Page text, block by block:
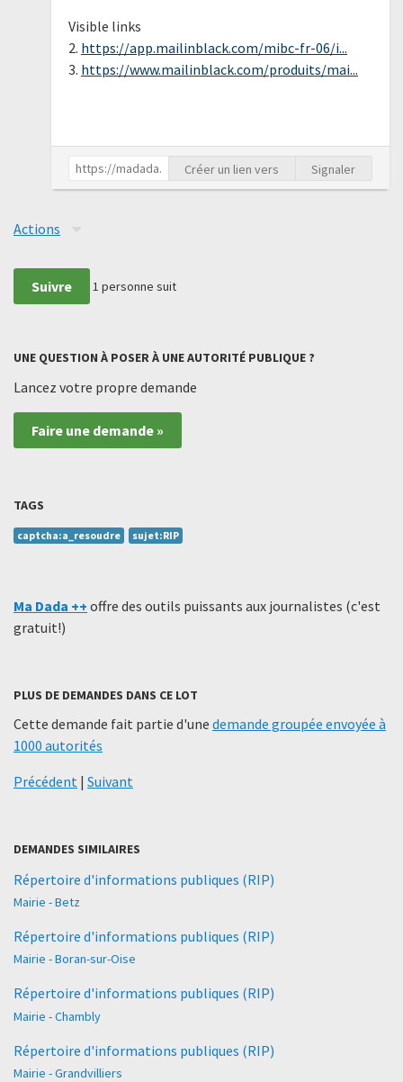
Visible links
2. https://app.mailinblack.com/mibc-fr-06/i...
3. https://www.mailinblack.com/produits/mai...
Créer un lien vers Signaler
Actions
Suivre 1 personne suit
UNE QUESTION À POSER À UNE AUTORITÉ PUBLIQUE ?
Lancez votre propre demande
Faire une demande »
TAGS
captcha:a_resoudre sujet:RIP
Ma Dada ++ offre des outils puissants aux journalistes (c'est
gratuit!)
PLUS DE DEMANDES DANS CE LOT
Cette demande fait partie d'une demande groupée envoyée à
1000 autorités
Précédent | Suivant
DEMANDES SIMILAIRES
Répertoire d'informations publiques (RIP)
Mairie - Betz
Répertoire d'informations publiques (RIP)
Mairie - Boran-sur-Oise
Répertoire d'informations publiques (RIP)
Mairie - Chambly
Répertoire d'informations publiques (RIP)
Mairie - Grandvilliers